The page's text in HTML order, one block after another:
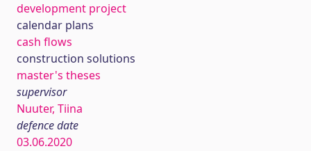
development project
calendar plans
cash flows
construction solutions
master's theses
supervisor
Nuuter, Tiina
defence date
03.06.2020